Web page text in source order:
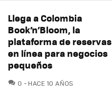
Llega a Colombia
Book’n’Bloom, la
plataforma de reservas
en línea para negocios
pequeños
0 COMENTARIOS
HACE 10 AÑOS